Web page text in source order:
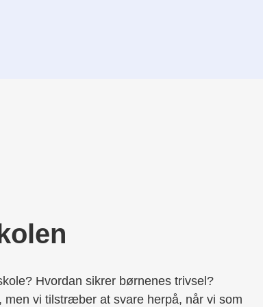
Hvordan sikrer børnenes trivsel?
men vi tilstræber at svare herpå, når vi som